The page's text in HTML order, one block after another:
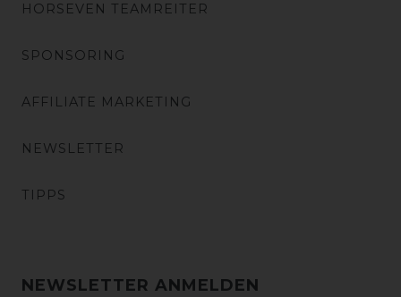
HORSEVEN TEAMREITER
SPONSORING
AFFILIATE MARKETING
NEWSLETTER
TIPPS
NEWSLETTER ANMELDEN